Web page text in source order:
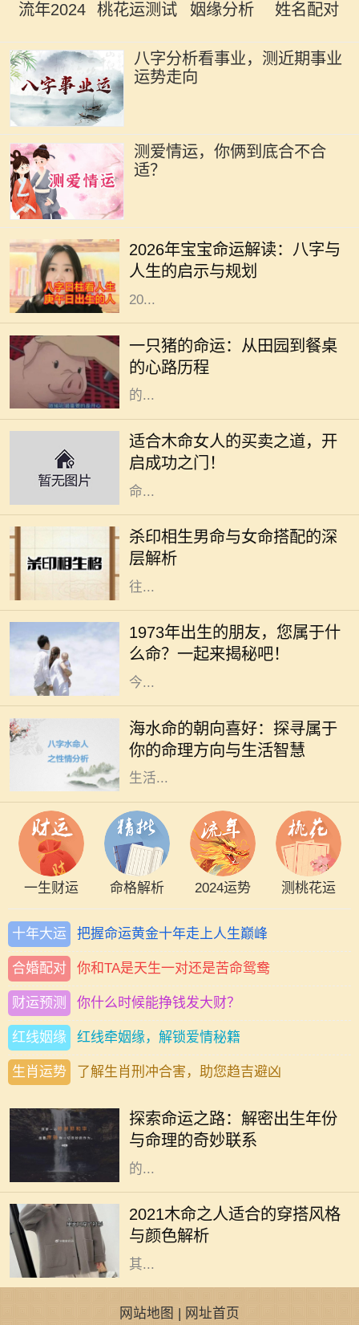
流年2024 桃花运测试 姻缘分析 姓名配对
八字分析看事业，测近期事业
运势走向
测爱情运，你俩到底合不合
适？
2026年宝宝命运解读：八字与
人生的启示与规划
一直以来备受关注。每一个新生命的
降临，都与其出生年份、月份、日期
和时间紧密相连。从这个角度出发，
20...
一只猪的命运：从田园到餐桌
的心路历程
在阳光明媚的午后，农田里传来阵阵
悦耳的叫声，一只肥胖的猪悠然自得
地在泥土中打滚。它的生活似乎无忧
无虑，每天享受着阳光、青草和农民
的...
适合木命女人的买卖之道，开
启成功之门！
木命女人在五行中代表着生机与创造
力，她们通常具有强烈的好奇心和创
造精神，适合从事与艺术、教育、咨
询等相关的行业。本文将深入探讨木
命...
杀印相生男命与女命搭配的深
层解析
在命理学中，男女命的搭配一直是一
个重要的话题，尤其是杀印相生的男
命。这种命格的特点是：杀星有力，
印绶相生，意味着这个男性的个性往
往...
1973年出生的朋友，您属于什
么命？一起来揭秘吧！
在中华文化中，每个人的命运都与其
出生的年份、五行和生肖密切相关。
1973年，这个年份不仅是新历史的起
点，更是成千上万生命的诞生之年。
今...
海水命的朝向喜好：探寻属于
你的命理方向与生活智慧
在命理学中，海水命是一种受人喜爱
的命格。它代表着依赖变化与流动的
特性，仿佛大海一般，能够包容万
象，适应环境。而海水命的人在选择
生活...
一生财运 命格解析 2024运势 测桃花运
十年大运 把握命运黄金十年走上人生巅峰
合婚配对 你和TA是天生一对还是苦命鸳鸯
财运预测 你什么时候能挣钱发大财？
红线姻缘 红线牵姻缘，解锁爱情秘籍
生肖运势 了解生肖刑冲合害，助您趋吉避凶
探索命运之路：解密出生年份
与命理的奇妙联系
在中国传统文化中，命理学一直扮演
生的年份、月份、日期和时辰直接影
响着他们的命运。而其中，出生年份
的...
2021木命之人适合的穿搭风格
与颜色解析
2021年是农历辛丑年，对于木命的人
而言，这一年的穿搭选择直接影响着
他们的气场与运势。木命属于五行中
的一种，象征着生长、旺盛与活力，
其...
网站地图 | 网址首页